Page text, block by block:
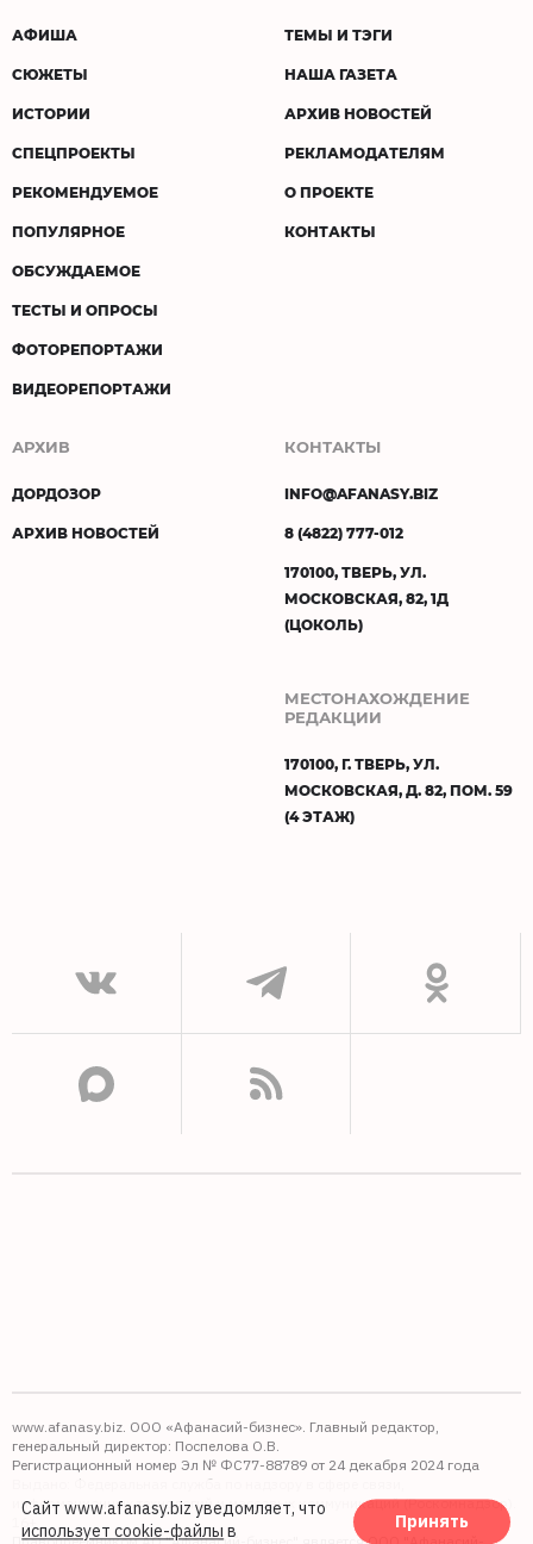
АФИША
СЮЖЕТЫ
ИСТОРИИ
СПЕЦПРОЕКТЫ
РЕКОМЕНДУЕМОЕ
ПОПУЛЯРНОЕ
ОБСУЖДАЕМОЕ
ТЕСТЫ И ОПРОСЫ
ФОТОРЕПОРТАЖИ
ВИДЕОРЕПОРТАЖИ
ТЕМЫ И ТЭГИ
НАША ГАЗЕТА
АРХИВ НОВОСТЕЙ
РЕКЛАМОДАТЕЛЯМ
О ПРОЕКТЕ
КОНТАКТЫ
АРХИВ
ДОРДОЗОР
АРХИВ НОВОСТЕЙ
КОНТАКТЫ
INFO@AFANASY.BIZ
8 (4822) 777-012
170100, ТВЕРЬ, УЛ.
МОСКОВСКАЯ, 82, 1Д
(ЦОКОЛЬ)
МЕСТОНАХОЖДЕНИЕ
РЕДАКЦИИ
170100, Г. ТВЕРЬ, УЛ.
МОСКОВСКАЯ, Д. 82, ПОМ. 59
(4 ЭТАЖ)
www.afanasy.biz. ООО «Афанасий-бизнес». Главный редактор,
генеральный директор: Поспелова О.В.
Регистрационный номер Эл № ФС77-88789 от 24 декабря 2024 года
Выдано: Федеральная служба по надзору в сфере связи,
информационных технологий и массовых коммуникаций (Роскомнадзор).
Сайт www.afanasy.biz уведомляет, что
использует cookie-файлы в
Принять